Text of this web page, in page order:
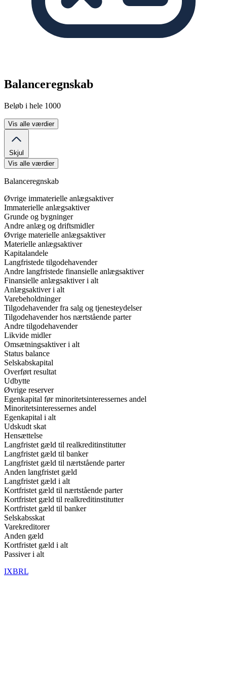
Balanceregnskab
Beløb i hele 1000
Vis alle værdier
Skjul
Vis alle værdier
Balanceregnskab
Øvrige immaterielle anlægsaktiver
Immaterielle anlægsaktiver
Grunde og bygninger
Andre anlæg og driftsmidler
Øvrige materielle anlægsaktiver
Materielle anlægsaktiver
Kapitalandele
Langfristede tilgodehavender
Andre langfristede finansielle anlægsaktiver
Finansielle anlægsaktiver i alt
Anlægsaktiver i alt
Varebeholdninger
Tilgodehavender fra salg og tjenesteydelser
Tilgodehavender hos nærtstående parter
Andre tilgodehavender
Likvide midler
Omsætningsaktiver i alt
Status balance
Selskabskapital
Overført resultat
Udbytte
Øvrige reserver
Egenkapital før minoritetsinteressernes andel
Minoritetsinteressernes andel
Egenkapital i alt
Udskudt skat
Hensættelse
Langfristet gæld til realkreditinstitutter
Langfristet gæld til banker
Langfristet gæld til nærtstående parter
Anden langfristet gæld
Langfristet gæld i alt
Kortfristet gæld til nærtstående parter
Kortfristet gæld til realkreditinstitutter
Kortfristet gæld til banker
Selskabsskat
Varekreditorer
Anden gæld
Kortfristet gæld i alt
Passiver i alt
IXBRL